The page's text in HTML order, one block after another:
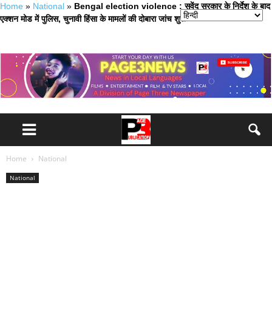
Home » National » Bengal election violence : सुवेंदु सरकार के निर्देश के बाद
एक्शन मोड में पुलिस, चुनावी हिंसा के मामलों की दोबारा जांच शुरू
Home National
National